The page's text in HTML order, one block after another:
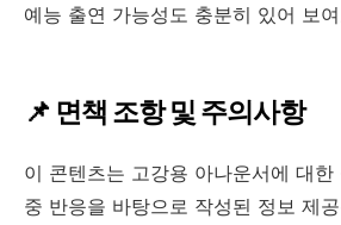
예능 출연 가능성도 충분히 있어 보
📌 면책 조항 및 주의사항
이 콘텐츠는 고강용 아나운서에 대
중 반응을 바탕으로 작성된 정보 제